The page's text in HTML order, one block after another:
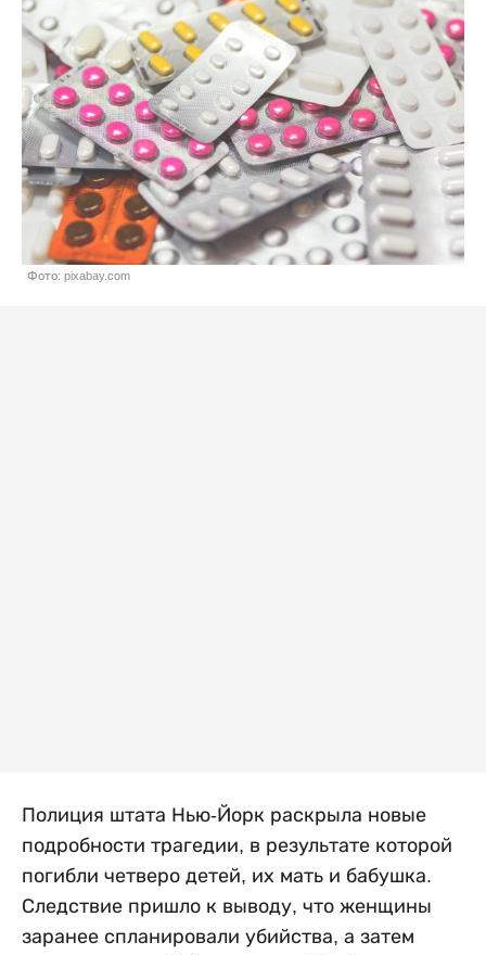
Фото: pixabay.com
Полиция штата Нью-Йорк раскрыла новые
подробности трагедии, в результате которой
погибли четверо детей, их мать и бабушка.
Следствие пришло к выводу, что женщины
заранее спланировали убийства, а затем